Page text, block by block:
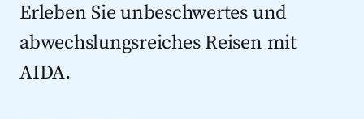
Erleben Sie unbeschwertes und
abwechslungsreiches Reisen mit
AIDA.